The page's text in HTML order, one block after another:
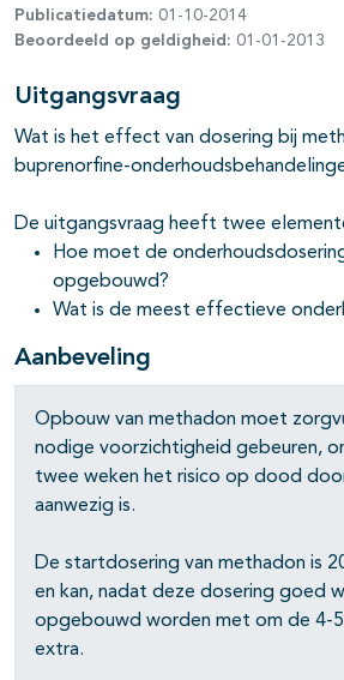
open- en dichtklappen
Publicatiedatum: 01-10-2014
Beoordeeld op geldigheid: 01-01-2013
Uitgangsvraag
Wat is het effect van dosering bij
buprenorfine-
De uitgangsvraag heeft twee
Hoe moet de
opgebouwd?
Wat is de meest effectieve
Aanbeveling
Opbouw van methadon moet
nodige voorzichtig­heid gebeuren,
twee weken het risico op dood
aanwezig is.
De startdosering van methadon is
en kan, nadat deze dosering goed
opgebouwd worden met om de 4-
extra.